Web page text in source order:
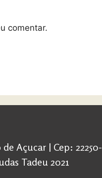
comentar.
Açucar | Cep: 22250-
Tadeu 2021